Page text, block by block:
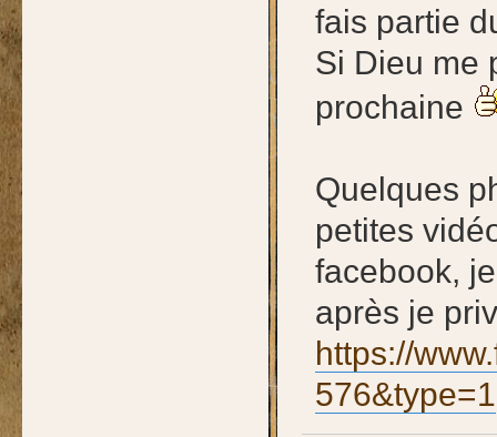
fais partie
Si Dieu me
prochaine
Quelques
petites
facebook,
après je
https://
576&type=1